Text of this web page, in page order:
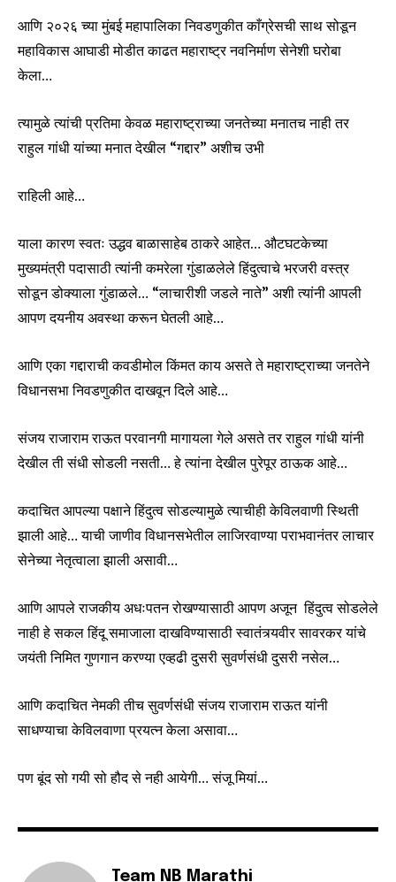
आणि २०२६ च्या मुंबई महापालिका निवडणुकीत काँग्रेसची साथ सोडून
महाविकास आघाडी मोडीत काढत महाराष्ट्र नवनिर्माण सेनेशी घरोबा
केला…
त्यामुळे त्यांची प्रतिमा केवळ महाराष्ट्राच्या जनतेच्या मनातच नाही तर
राहुल गांधी यांच्या मनात देखील “गद्दार” अशीच उभी
राहिली आहे…
याला कारण स्वतः उद्धव बाळासाहेब ठाकरे आहेत… औटघटकेच्या
मुख्यमंत्री पदासाठी त्यांनी कमरेला गुंडाळलेले हिंदुत्वाचे भरजरी वस्त्र
सोडून डोक्याला गुंडाळले… “लाचारीशी जडले नाते” अशी त्यांनी आपली
आपण दयनीय अवस्था करून घेतली आहे…
आणि एका गद्दाराची कवडीमोल किंमत काय असते ते महाराष्ट्राच्या जनतेने
विधानसभा निवडणुकीत दाखवून दिले आहे…
संजय राजाराम राऊत परवानगी मागायला गेले असते तर राहुल गांधी यांनी
देखील ती संधी सोडली नसती… हे त्यांना देखील पुरेपूर ठाऊक आहे…
कदाचित आपल्या पक्षाने हिंदुत्व सोडल्यामुळे त्याचीही केविलवाणी स्थिती
झाली आहे… याची जाणीव विधानसभेतील लाजिरवाण्या पराभवानंतर लाचार
सेनेच्या नेतृत्वाला झाली असावी…
आणि आपले राजकीय अधःपतन रोखण्यासाठी आपण अजून हिंदुत्व सोडलेले
नाही हे सकल हिंदू समाजाला दाखविण्यासाठी स्वातंत्र्यवीर सावरकर यांचे
जयंती निमित गुणगान करण्या एव्हढी दुसरी सुवर्णसंधी दुसरी नसेल…
आणि कदाचित नेमकी तीच सुवर्णसंधी संजय राजाराम राऊत यांनी
साधण्याचा केविलवाणा प्रयत्न केला असावा…
पण बूंद सो गयी सो हौद से नही आयेगी… संजू मियां…
Team NB Marathi